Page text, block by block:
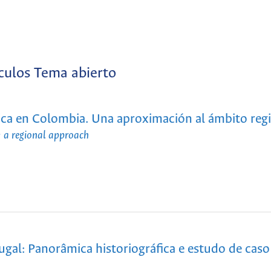
Tema abierto
en Colombia. Una aproximación al ámbito
regional approach
Panorâmica historiográfica e estudo de